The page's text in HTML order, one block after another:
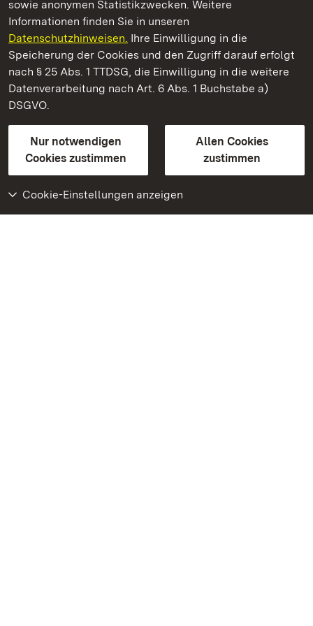
sowie anonymen Statistikzwecken. Weitere
Informationen finden Sie in unseren
Datenschutzhinweisen. Ihre Einwilligung in die
Speicherung der Cookies und den Zugriff darauf erfolgt
nach § 25 Abs. 1 TTDSG, die Einwilligung in die weitere
Datenverarbeitung nach Art. 6 Abs. 1 Buchstabe a)
DSGVO.
Nur notwendigen
Cookies zustimmen
Allen Cookies
zustimmen
Cookie-Einstellungen anzeigen
Schloss Solitude
Staatliche Schlösser und Gärten Baden-Württemberg
Kontakt
GebärdenspracheLeichte Sprache
Erklärung zur Barrierefreiheit
BITV-konform (geprüfte Seiten)
Weiteres